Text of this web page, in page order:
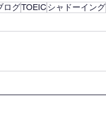
ログTOEICシャドーイング